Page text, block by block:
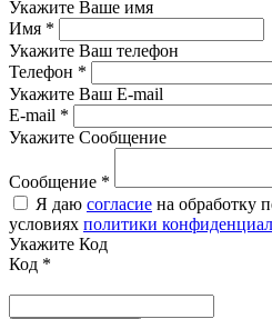
Укажите Ваше имя
Имя *
Укажите Ваш телефон
Телефон *
Укажите Ваш E-mail
E-mail *
Укажите Сообщение
Сообщение *
Я даю согласие на обработку
условиях политики
Укажите Код
Код *